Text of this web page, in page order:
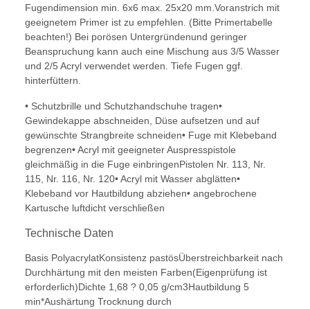
Fugendimension min. 6x6 max. 25x20 mm.Voranstrich mit
geeignetem Primer ist zu empfehlen. (Bitte Primertabelle
beachten!) Bei porösen Untergründenund geringer
Beanspruchung kann auch eine Mischung aus 3/5 Wasser
und 2/5 Acryl verwendet werden. Tiefe Fugen ggf.
hinterfüttern.
• Schutzbrille und Schutzhandschuhe tragen•
Gewindekappe abschneiden, Düse aufsetzen und auf
gewünschte Strangbreite schneiden• Fuge mit Klebeband
begrenzen• Acryl mit geeigneter Auspresspistole
gleichmäßig in die Fuge einbringenPistolen Nr. 113, Nr.
115, Nr. 116, Nr. 120• Acryl mit Wasser abglätten•
Klebeband vor Hautbildung abziehen• angebrochene
Kartusche luftdicht verschließen
Technische Daten
Basis PolyacrylatKonsistenz pastösÜberstreichbarkeit nach
Durchhärtung mit den meisten Farben(Eigenprüfung ist
erforderlich)Dichte 1,68 ? 0,05 g/cm3Hautbildung 5
min*Aushärtung Trocknung durch